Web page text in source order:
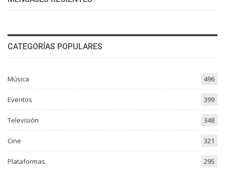
CATEGORÍAS POPULARES
Música 496
Eventos 399
Televisión 348
Cine 321
Plataformas 295